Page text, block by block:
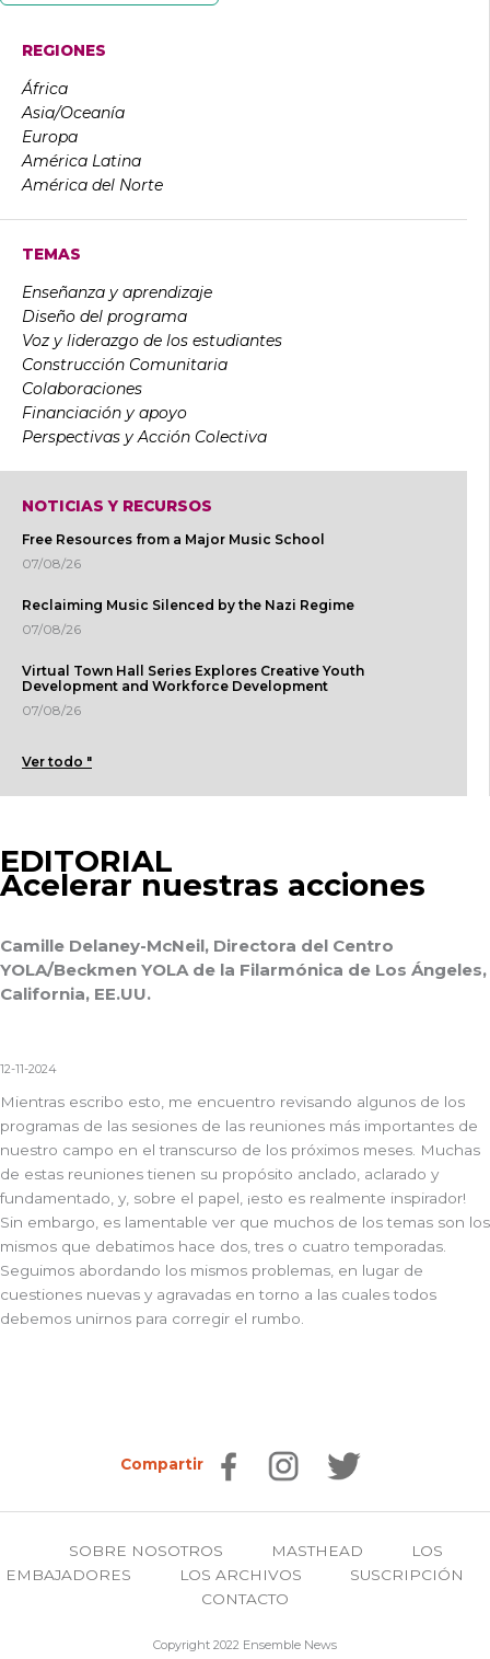
REGIONES
África
Asia/Oceanía
Europa
América Latina
América del Norte
TEMAS
Enseñanza y aprendizaje
Diseño del programa
Voz y liderazgo de los estudiantes
Construcción Comunitaria
Colaboraciones
Financiación y apoyo
Perspectivas y Acción Colectiva
NOTICIAS Y RECURSOS
Free Resources from a Major Music School
07/08/26
Reclaiming Music Silenced by the Nazi Regime
07/08/26
Virtual Town Hall Series Explores Creative Youth
Development and Workforce Development
07/08/26
Ver todo "
EDITORIAL
Acelerar nuestras acciones
Camille Delaney-McNeil, Directora del Centro
YOLA/Beckmen YOLA de la Filarmónica de Los Ángeles,
California, EE.UU.
12-11-2024
Mientras escribo esto, me encuentro revisando algunos de los
programas de las sesiones de las reuniones más importantes de
nuestro campo en el transcurso de los próximos meses. Muchas
de estas reuniones tienen su propósito anclado, aclarado y
fundamentado, y, sobre el papel, ¡esto es realmente inspirador!
Sin embargo, es lamentable ver que muchos de los temas son los
mismos que debatimos hace dos, tres o cuatro temporadas.
Seguimos abordando los mismos problemas, en lugar de
cuestiones nuevas y agravadas en torno a las cuales todos
debemos unirnos para corregir el rumbo.
Compartir
SOBRE NOSOTROS MASTHEAD
LOS
EMBAJADORES
LOS ARCHIVOS
SUSCRIPCIÓN
CONTACTO
Copyright 2022 Ensemble News